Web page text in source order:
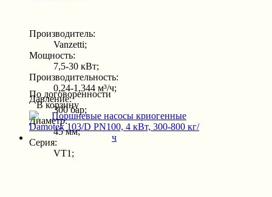
Производитель:
Vanzetti;
Мощность:
7,5-30 кВт;
Производительность:
0,24-1,344 м³/ч;
Давление:
300 бар;
Диаметр:
45 мм;
Серия:
VT1;
По договоренности
В корзину